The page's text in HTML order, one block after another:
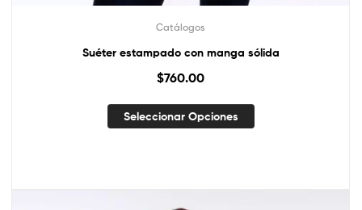
Catálogos
Suéter estampado con manga sólida
$760.00
Seleccionar Opciones